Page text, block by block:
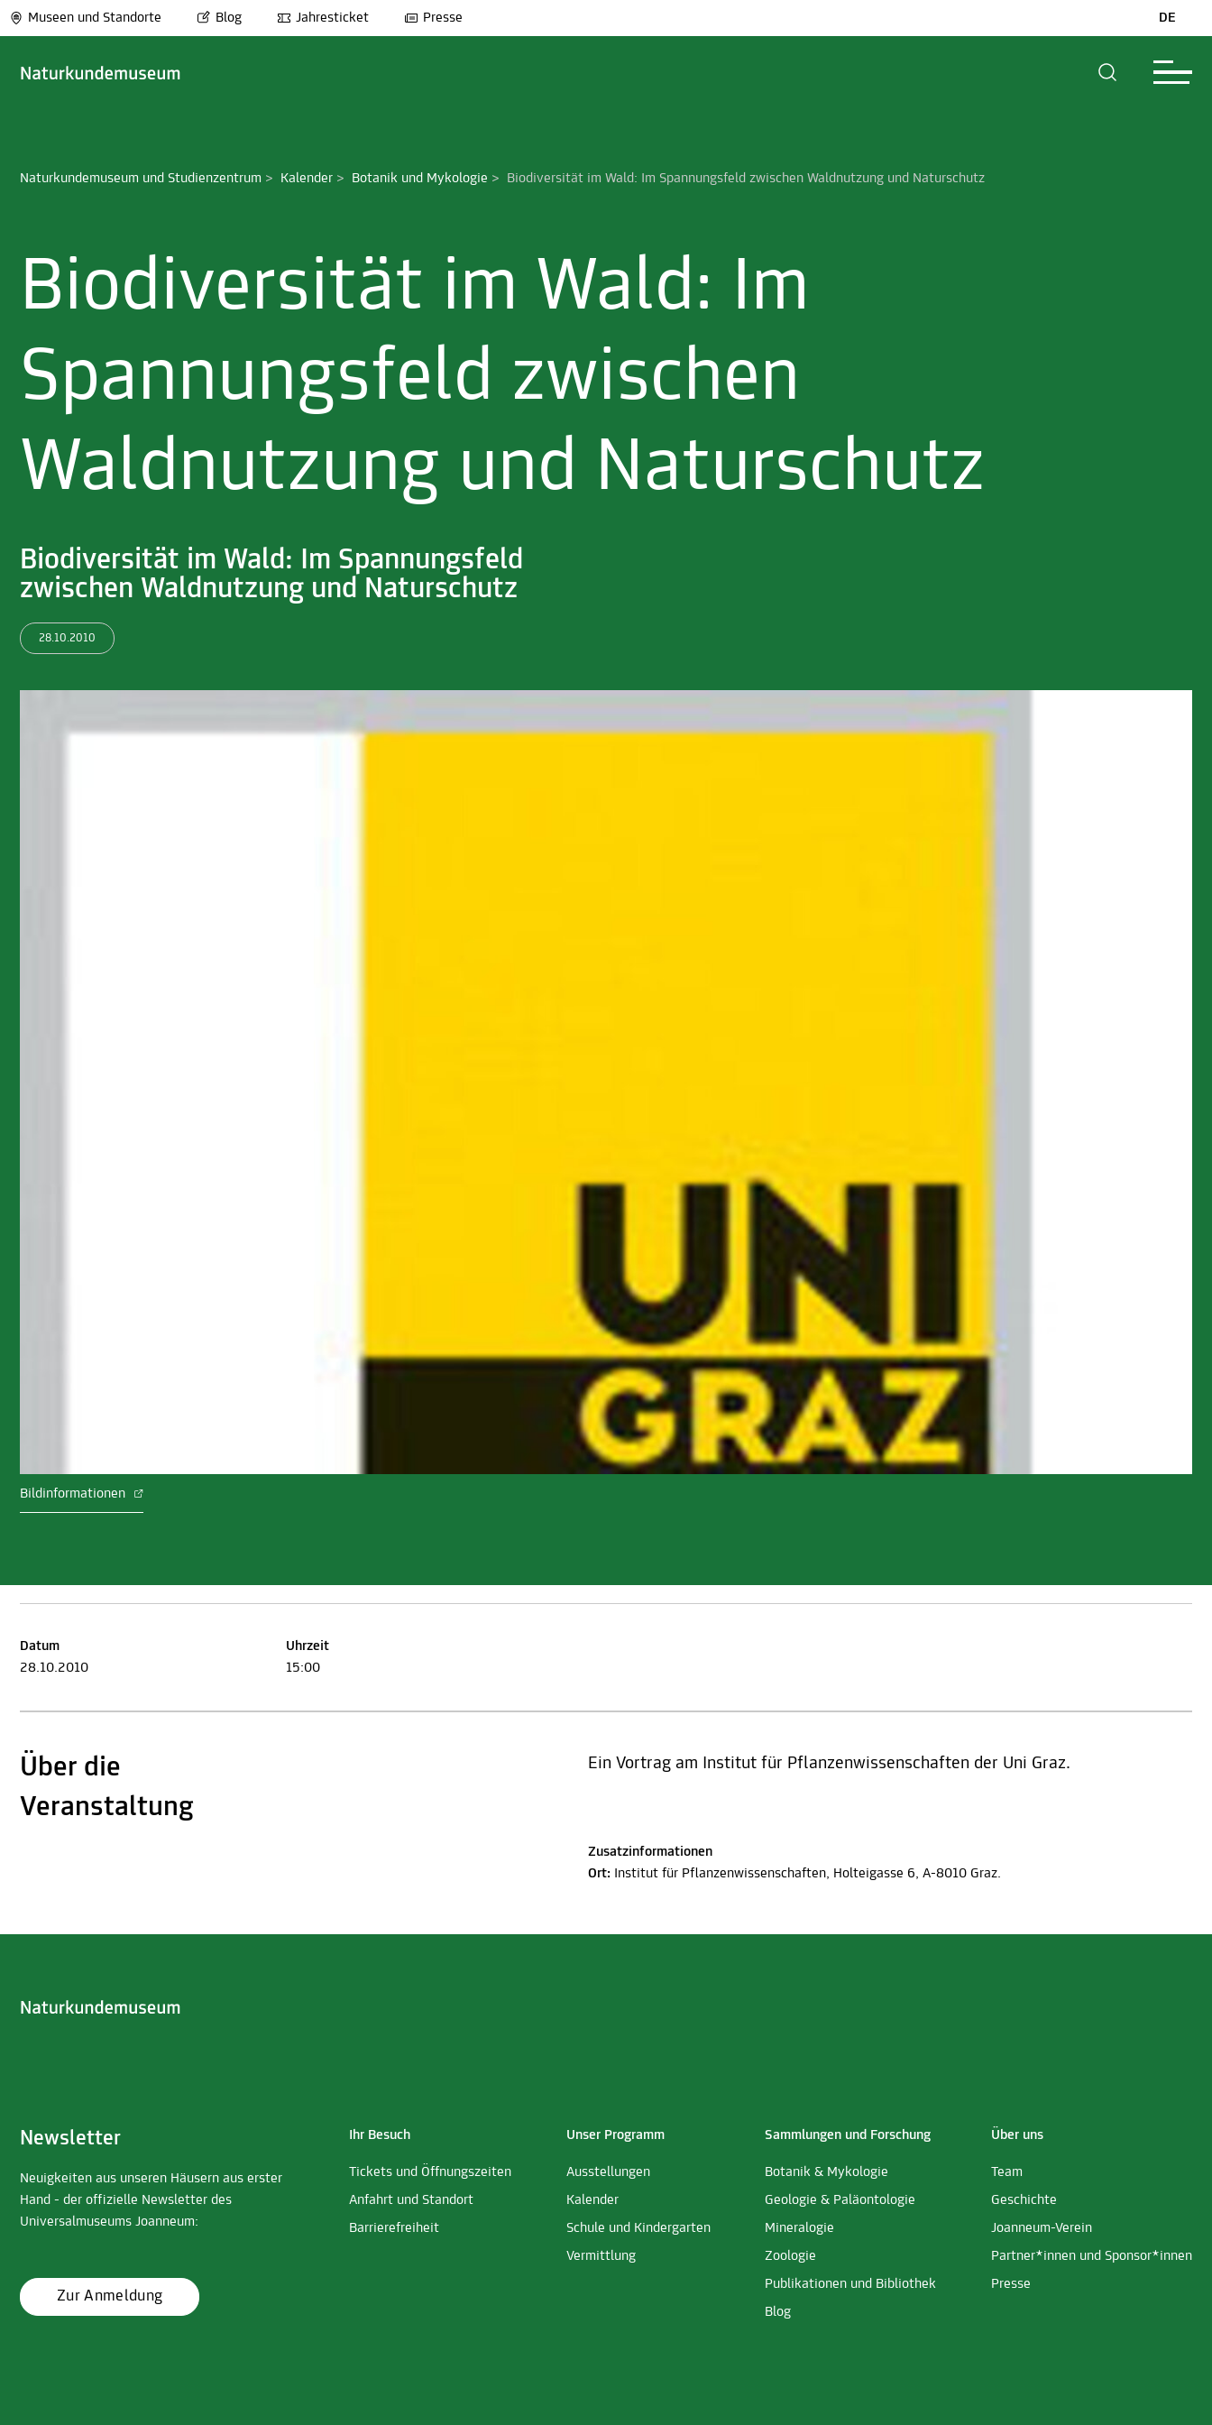
Museen und Standorte Blog Jahresticket Presse DE
Naturkundemuseum und Studienzentrum > Kalender > Botanik und Mykologie > Biodiversität im Wald: Im Spannungsfeld zwischen Waldnutzung und Naturschutz
Biodiversität im Wald: Im
Spannungsfeld zwischen
Waldnutzung und Naturschutz
Biodiversität im Wald: Im Spannungsfeld
zwischen Waldnutzung und Naturschutz
28.10.2010
Bildinformationen
Datum
28.10.2010
Uhrzeit
15:00
Über die
Veranstaltung
Ein Vortrag am Institut für Pflanzenwissenschaften der Uni Graz.
Zusatzinformationen
Ort: Institut für Pflanzenwissenschaften, Holteigasse 6, A-8010 Graz.
Newsletter
Neuigkeiten aus unseren Häusern aus erster
Hand - der offizielle Newsletter des
Universalmuseums Joanneum:
Zur Anmeldung
Ihr Besuch
Tickets und Öffnungszeiten
Anfahrt und Standort
Barrierefreiheit
Unser Programm
Ausstellungen
Kalender
Schule und Kindergarten
Vermittlung
Sammlungen und Forschung
Botanik & Mykologie
Geologie & Paläontologie
Mineralogie
Zoologie
Publikationen und Bibliothek
Blog
Über uns
Team
Geschichte
Joanneum-Verein
Partner*innen und Sponsor*innen
Presse